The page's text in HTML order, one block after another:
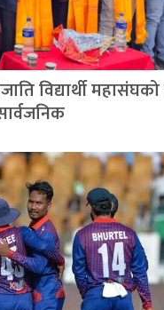
विद्यार्थी